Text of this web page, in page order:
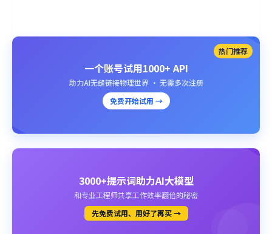
热门推荐
一个账号试用1000+ API
助力AI无缝链接物理世界 · 无需多次注册
免费开始试用 →
3000+提示词助力AI大模型
和专业工程师共享工作效率翻倍的秘密
先免费试用、用好了再买 →